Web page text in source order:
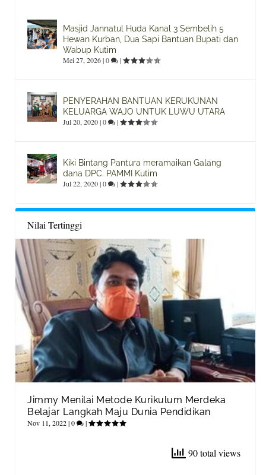
Masjid Jannatul Huda Kanal 3 Sembelih 5
Hewan Kurban, Dua Sapi Bantuan Bupati dan
Wabup Kutim
Mei 27, 2026|0 |
PENYERAHAN BANTUAN KERUKUNAN
KELUARGA WAJO UNTUK LUWU UTARA
Jul 20, 2020|0 |
Kiki Bintang Pantura meramaikan Galang
dana DPC. PAMMI Kutim
Jul 22, 2020|0 |
Nilai Tertinggi
Jimmy Menilai Metode Kurikulum Merdeka
Belajar Langkah Maju Dunia Pendidikan
Nov 11, 2022|0 |
90 total views